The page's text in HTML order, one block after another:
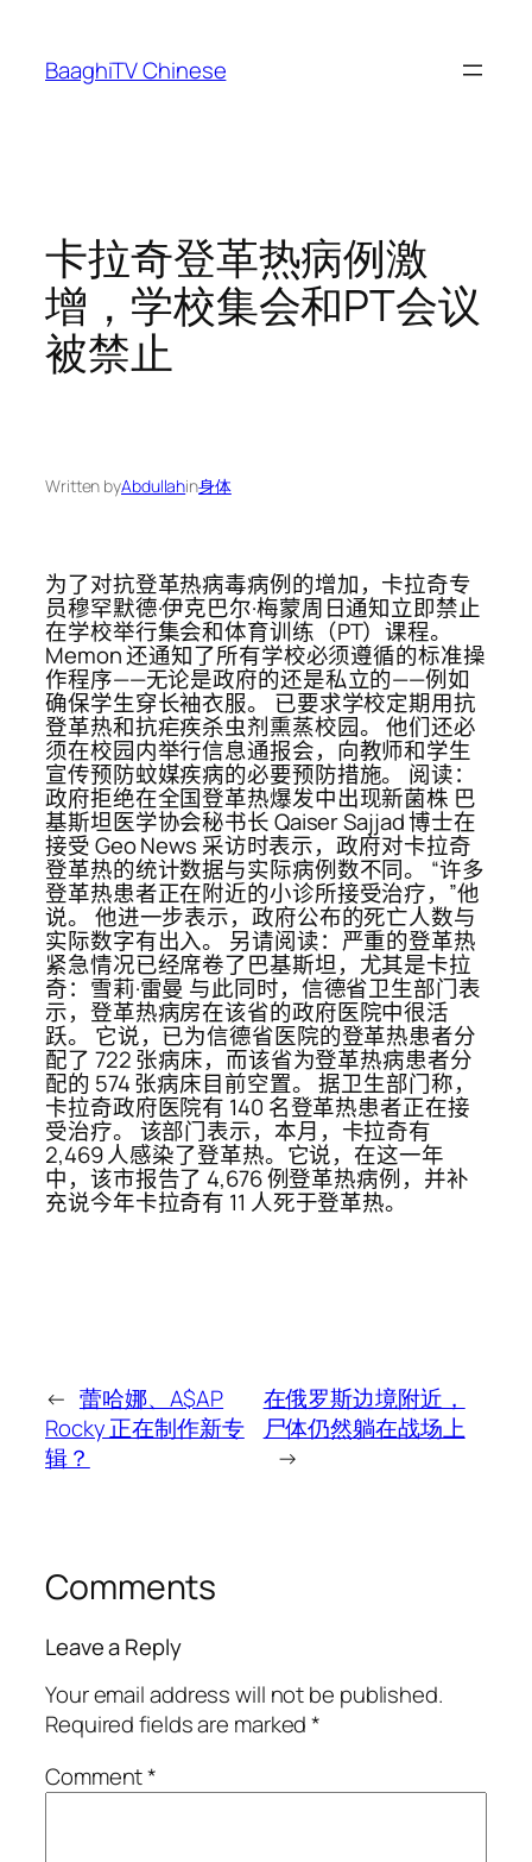
content
BaaghiTV Chinese
卡拉奇登革热病例激
增，学校集会和PT会议
被禁止
Written byAbdullahin身体
为了对抗登革热病毒病例的增加，卡拉奇专
员穆罕默德·伊克巴尔·梅蒙周日通知立即禁止
在学校举行集会和体育训练（PT）课程。
Memon 还通知了所有学校必须遵循的标准操
作程序——无论是政府的还是私立的——例如
确保学生穿长袖衣服。 已要求学校定期用抗
登革热和抗疟疾杀虫剂熏蒸校园。 他们还必
须在校园内举行信息通报会，向教师和学生
宣传预防蚊媒疾病的必要预防措施。 阅读：
政府拒绝在全国登革热爆发中出现新菌株 巴
基斯坦医学协会秘书长 Qaiser Sajjad 博士在
接受 Geo News 采访时表示，政府对卡拉奇
登革热的统计数据与实际病例数不同。 “许多
登革热患者正在附近的小诊所接受治疗，”他
说。 他进一步表示，政府公布的死亡人数与
实际数字有出入。 另请阅读：严重的登革热
紧急情况已经席卷了巴基斯坦，尤其是卡拉
奇：雪莉·雷曼 与此同时，信德省卫生部门表
示，登革热病房在该省的政府医院中很活
跃。 它说，已为信德省医院的登革热患者分
配了 722 张病床，而该省为登革热病患者分
配的 574 张病床目前空置。 据卫生部门称，
卡拉奇政府医院有 140 名登革热患者正在接
受治疗。 该部门表示，本月，卡拉奇有
2,469 人感染了登革热。它说，在这一年
中，该市报告了 4,676 例登革热病例，并补
充说今年卡拉奇有 11 人死于登革热。
← 蕾哈娜、A$AP
Rocky 正在制作新专
辑？
在俄罗斯边境附近，
尸体仍然躺在战场上
→
Comments
Leave a Reply
Your email address will not be published.
Required fields are marked*
Comment*